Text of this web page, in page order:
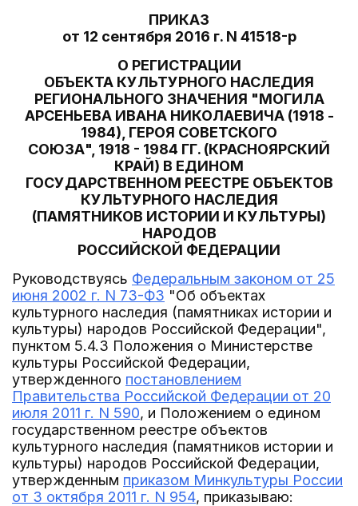
ПРИКАЗ
от 12 сентября 2016 г. N 41518-р
О РЕГИСТРАЦИИ
ОБЪЕКТА КУЛЬТУРНОГО НАСЛЕДИЯ
РЕГИОНАЛЬНОГО ЗНАЧЕНИЯ "МОГИЛА
АРСЕНЬЕВА ИВАНА НИКОЛАЕВИЧА (1918 -
1984), ГЕРОЯ СОВЕТСКОГО
СОЮЗА", 1918 - 1984 ГГ. (КРАСНОЯРСКИЙ
КРАЙ) В ЕДИНОМ
ГОСУДАРСТВЕННОМ РЕЕСТРЕ ОБЪЕКТОВ
КУЛЬТУРНОГО НАСЛЕДИЯ
(ПАМЯТНИКОВ ИСТОРИИ И КУЛЬТУРЫ)
НАРОДОВ
РОССИЙСКОЙ ФЕДЕРАЦИИ
Руководствуясь Федеральным законом от 25
июня 2002 г. N 73-ФЗ "Об объектах
культурного наследия (памятниках истории и
культуры) народов Российской Федерации",
пунктом 5.4.3 Положения о Министерстве
культуры Российской Федерации,
утвержденного постановлением
Правительства Российской Федерации от 20
июля 2011 г. N 590, и Положением о едином
государственном реестре объектов
культурного наследия (памятников истории и
культуры) народов Российской Федерации,
утвержденным приказом Минкультуры России
от 3 октября 2011 г. N 954, приказываю: